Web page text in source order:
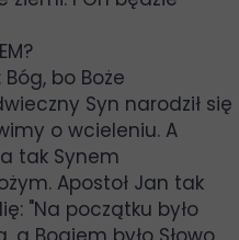
bo Boże
Syn narodził się
o wcieleniu. A
tak Synem
Apostoł Jan tak
"Na początku było